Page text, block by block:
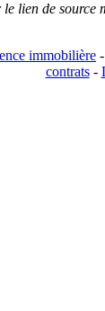
lien de
immobilière -
contrats-